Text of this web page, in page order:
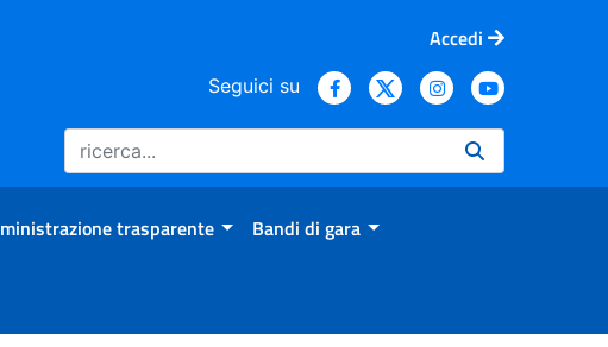
Accedi
Seguici su
trasparente Bandi di gara